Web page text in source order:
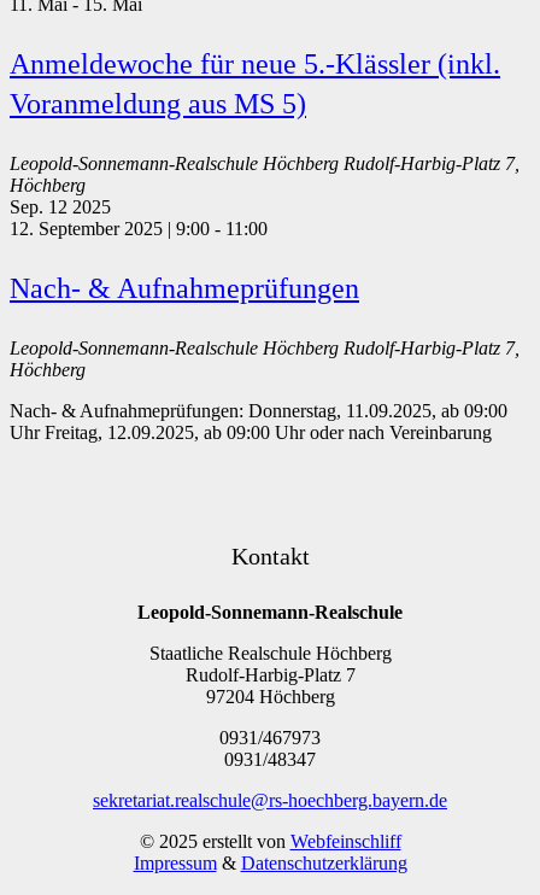
Anmeldewoche für neue 5.-Klässler (inkl.
Voranmeldung aus MS 5)
Leopold-Sonnemann-Realschule Höchberg Rudolf-Harbig-Platz 7,
Höchberg
Sep. 12 2025
12. September 2025 | 9:00 - 11:00
Nach- & Aufnahmeprüfungen
Leopold-Sonnemann-Realschule Höchberg Rudolf-Harbig-Platz 7,
Höchberg
Nach- & Aufnahmeprüfungen: Donnerstag, 11.09.2025, ab 09:00
Uhr Freitag, 12.09.2025, ab 09:00 Uhr oder nach Vereinbarung
Kontakt
Leopold-Sonnemann-Realschule
Staatliche Realschule Höchberg
Rudolf-Harbig-Platz 7
97204 Höchberg
0931/467973
0931/48347
sekretariat.realschule@rs-hoechberg.bayern.de
© 2025 erstellt von Webfeinschliff
Impressum& Datenschutzerklärung